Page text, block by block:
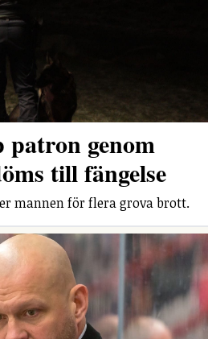
patron genom
till fängelse
mannen för flera grova brott.